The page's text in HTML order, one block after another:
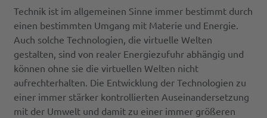
Technik ist im allgemeinen Sinne immer bestimmt durch
einen bestimmten Umgang mit Materie und Energie.
Auch solche Technologien, die virtuelle Welten
gestalten, sind von realer Energiezufuhr abhängig und
können ohne sie die virtuellen Welten nicht
aufrechterhalten. Die Entwicklung der Technologien zu
einer immer stärker kontrollierten Auseinandersetzung
mit der Umwelt und damit zu einer immer größeren